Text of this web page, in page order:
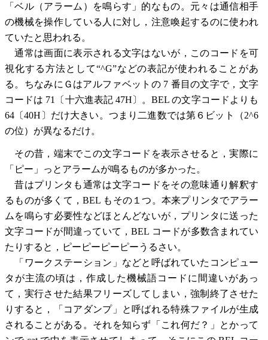
「ベル（アラーム）を鳴らす」的なもの。元々は通信相手
の機械を操作している人に対し，注意喚起するのに使われ
ていたと思われる。
通常は画面に表示される文字はないが，このコードを可
視化する方法として“^G”などの表記が使われることがあ
る。ちなみにＧはアルファベットの 7 番目の文字で，文字
コードは 71〔十六進表記 47H〕。BEL の文字コードよりも
64〔40H〕だけ大きい。つまり二進数では第６ビット（2^6
の位）が異なるだけ。
その昔，端末でこの文字コードを表示させると，実際に
「ピー」っとアラームが鳴るものが多かった。
昔はプリンタも通常は文字コードをその意味通り解釈す
るものが多くて，BEL もその１つ。本来プリンタでアラー
ムを鳴らす必要性などほとんどないが，プリンタに送った
文字コードが間違っていて，BEL コードが多数含まれてい
たりすると，ピーピーピーピーうるさい。
「ワークステーション」などと呼ばれていたコンピュー
タが主流の頃は，作成した機械語コードに間違いがあっ
て，実行させた結果フリーズしてしまい，強制終了させた
りすると，「コアダンプ」と呼ばれる特殊ファイルが生成
されることがある。それを知らず「これ何だ？」とかって